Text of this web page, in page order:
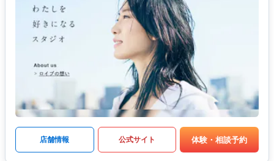
店舗情報 公式サイト 体験・相談予約